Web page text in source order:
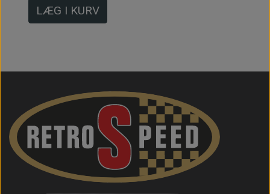
LÆG I KURV